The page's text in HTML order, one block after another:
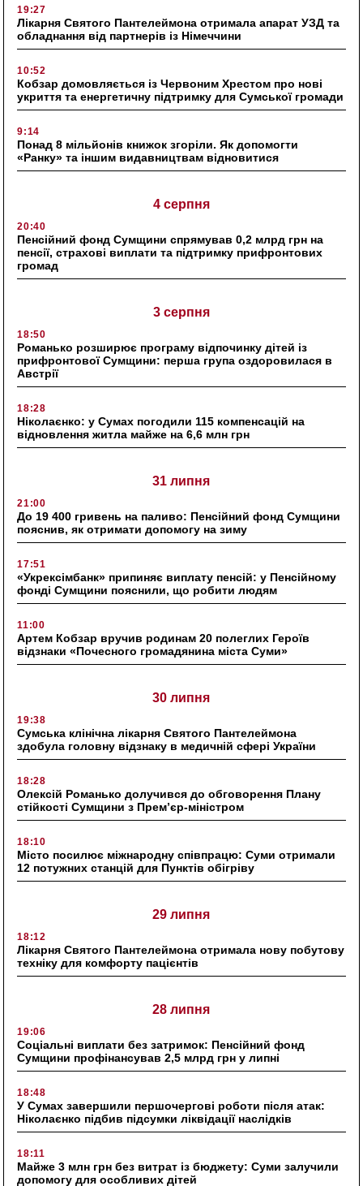
19:27
Лікарня Святого Пантелеймона отримала апарат УЗД та
обладнання від партнерів із Німеччини
10:52
Кобзар домовляється із Червоним Хрестом про нові
укриття та енергетичну підтримку для Сумської громади
9:14
Понад 8 мільйонів книжок згоріли. Як допомогти
«Ранку» та іншим видавництвам відновитися
4 серпня
20:40
Пенсійний фонд Сумщини спрямував 0,2 млрд грн на
пенсії, страхові виплати та підтримку прифронтових
громад
3 серпня
18:50
Романько розширює програму відпочинку дітей із
прифронтової Сумщини: перша група оздоровилася в
Австрії
18:28
Ніколаєнко: у Сумах погодили 115 компенсацій на
відновлення житла майже на 6,6 млн грн
31 липня
21:00
До 19 400 гривень на паливо: Пенсійний фонд Сумщини
пояснив, як отримати допомогу на зиму
17:51
«Укрексімбанк» припиняє виплату пенсій: у Пенсійному
фонді Сумщини пояснили, що робити людям
11:00
Артем Кобзар вручив родинам 20 полеглих Героїв
відзнаки «Почесного громадянина міста Суми»
30 липня
19:38
Сумська клінічна лікарня Святого Пантелеймона
здобула головну відзнаку в медичній сфері України
18:28
Олексій Романько долучився до обговорення Плану
стійкості Сумщини з Прем’єр-міністром
18:10
Місто посилює міжнародну співпрацю: Суми отримали
12 потужних станцій для Пунктів обігріву
29 липня
18:12
Лікарня Святого Пантелеймона отримала нову побутову
техніку для комфорту пацієнтів
28 липня
19:06
Соціальні виплати без затримок: Пенсійний фонд
Сумщини профінансував 2,5 млрд грн у липні
18:48
У Сумах завершили першочергові роботи після атак:
Ніколаєнко підбив підсумки ліквідації наслідків
18:11
Майже 3 млн грн без витрат із бюджету: Суми залучили
допомогу для особливих дітей